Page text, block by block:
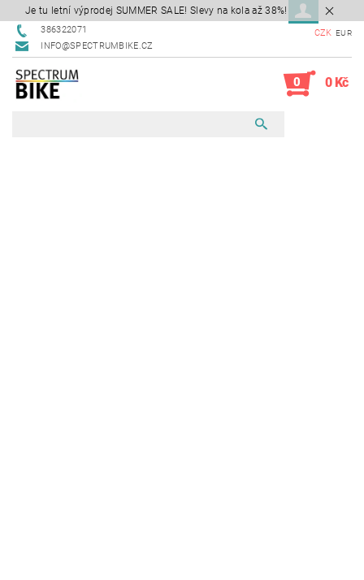
Je tu letní výprodej SUMMER SALE! Slevy na kola až 38%!
386322071
INFO@SPECTRUMBIKE.CZ
CZK EUR
0 0 Kč